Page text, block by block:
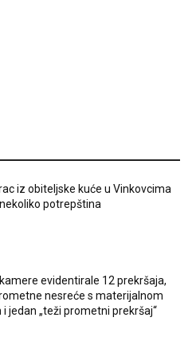
iz obiteljske kuće u Vinkovcima
potrepština
evidentirale 12 prekršaja,
nesreće s materijalnom
jedan „teži prometni prekršaj“